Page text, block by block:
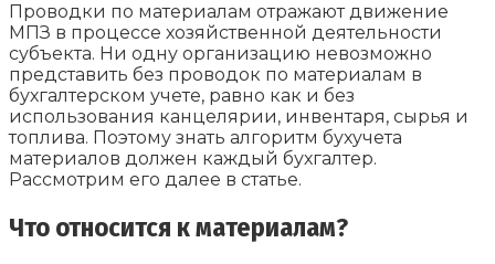
Проводки по материалам отражают движение
МПЗ в процессе хозяйственной деятельности
субъекта. Ни одну организацию невозможно
представить без проводок по материалам в
бухгалтерском учете, равно как и без
использования канцелярии, инвентаря, сырья и
топлива. Поэтому знать алгоритм бухучета
материалов должен каждый бухгалтер.
Рассмотрим его далее в статье.
Что относится к материалам?